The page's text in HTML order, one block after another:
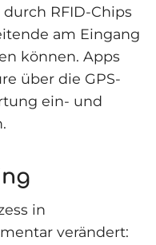
RFID-Chips
am Eingang
können. Apps
über die GPS-
ein- und
in
verändert: